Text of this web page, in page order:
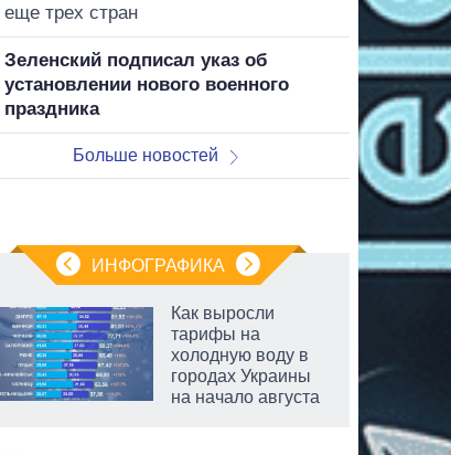
еще трех стран
Зеленский подписал указ об
установлении нового военного
праздника
Больше новостей
ИНФОГРАФИКА
Как выросли
тарифы на
холодную воду в
городах Украины
на начало августа